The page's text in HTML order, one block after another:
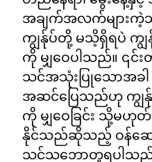
အချက်အလက်များကဲ့
ကျွန်ုပ်တို့ မသိ့ရှိရပဲ က
ကို မျှဝေပါသည်။ ၎
သင်အသုံးပြုသောအခ
အဆင်ပြေသည်ဟု ကျွ
ကို မျှဝေခြင်း သို့မဟုတ်
နိုင်သည်ဆိုသည့် ဝန်ဆော
သင်သဘောတူရပါသည်